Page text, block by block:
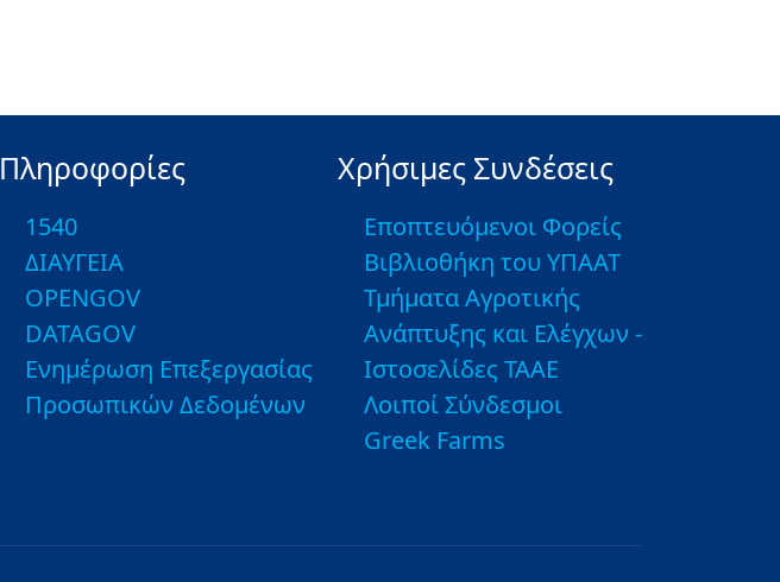
Πληροφορίες
1540
ΔΙΑΥΓΕΙΑ
OPENGOV
DATAGOV
Ενημέρωση Επεξεργασίας
Προσωπικών Δεδομένων
Χρήσιμες Συνδέσεις
Εποπτευόμενοι Φορείς
Βιβλιοθήκη του ΥΠΑΑΤ
Τμήματα Αγροτικής
Ανάπτυξης και Ελέγχων -
Ιστοσελίδες ΤΑΑΕ
Λοιποί Σύνδεσμοι
Greek Farms